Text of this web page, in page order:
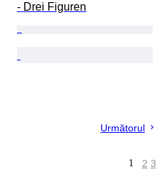
- Drei Figuren
Următorul
1 2 3